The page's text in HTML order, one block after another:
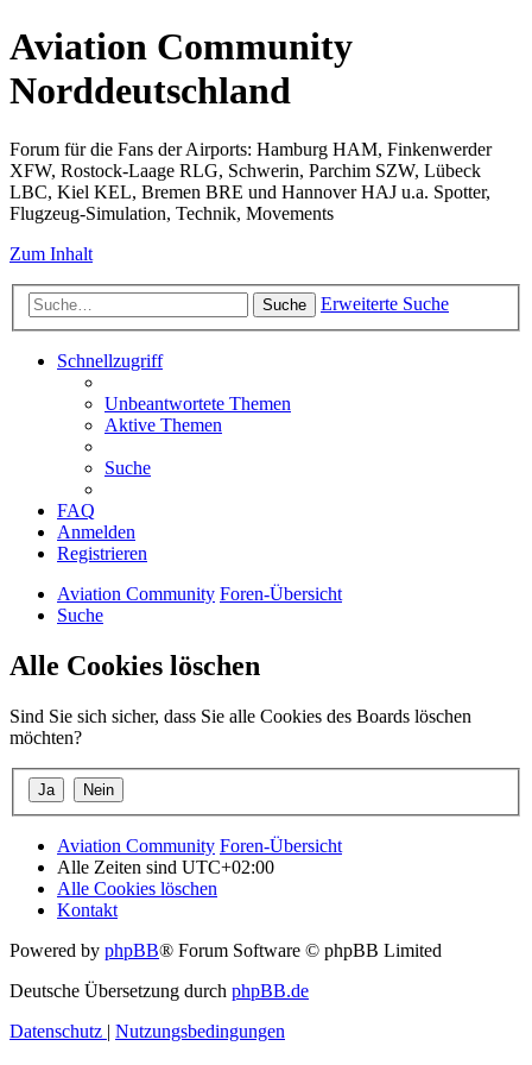
Aviation Community
Norddeutschland
Forum für die Fans der Airports: Hamburg HAM, Finkenwerder
XFW, Rostock-Laage RLG, Schwerin, Parchim SZW, Lübeck
LBC, Kiel KEL, Bremen BRE und Hannover HAJ u.a. Spotter,
Flugzeug-Simulation, Technik, Movements
Zum Inhalt
Suche Erweiterte Suche
Schnellzugriff
Unbeantwortete Themen
Aktive Themen
Suche
FAQ
Anmelden
Registrieren
Aviation Community Foren-Übersicht
Suche
Alle Cookies löschen
Sind Sie sich sicher, dass Sie alle Cookies des Boards löschen
möchten?
Aviation Community Foren-Übersicht
Alle Zeiten sind UTC+02:00
Alle Cookies löschen
Kontakt
Powered by phpBB® Forum Software © phpBB Limited
Deutsche Übersetzung durch phpBB.de
Datenschutz | Nutzungsbedingungen